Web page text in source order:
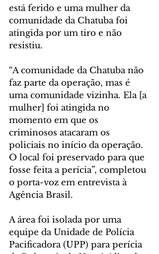
está ferido e uma mulher da
comunidade da Chatuba foi
atingida por um tiro e não
resistiu.
“A comunidade da Chatuba não
faz parte da operação, mas é
uma comunidade vizinha. Ela [a
mulher] foi atingida no
momento em que os
criminosos atacaram os
policiais no início da operação.
O local foi preservado para que
fosse feita a perícia”, completou
o porta-voz em entrevista à
Agência Brasil.
A área foi isolada por uma
equipe da Unidade de Polícia
Pacificadora (UPP) para perícia